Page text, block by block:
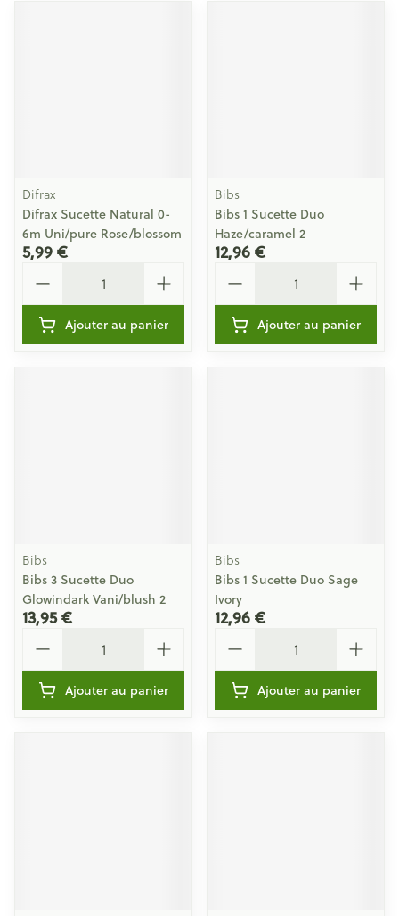
Difrax
Difrax Sucette Natural 0-
6m Uni/pure Rose/blossom
5,99 €
Ajouter au panier
Bibs
Bibs 1 Sucette Duo
Haze/caramel 2
12,96 €
Ajouter au panier
Bibs
Bibs 3 Sucette Duo
Glowindark Vani/blush 2
13,95 €
Ajouter au panier
Bibs
Bibs 1 Sucette Duo Sage
Ivory
12,96 €
Ajouter au panier